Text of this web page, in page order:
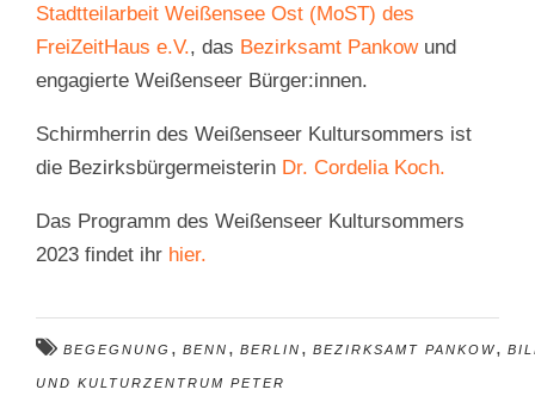
Stadtteilarbeit Weißensee Ost (MoST) des
FreiZeitHaus e.V., das Bezirksamt Pankowund
engagierte Weißenseer Bürger:innen.
Schirmherrin des Weißenseer Kultursommers ist
die Bezirksbürgermeisterin Dr. Cordelia Koch.
Das Programm des Weißenseer Kultursommers
2023 findet ihr hier.
BEGEGNUNG , BENN , BERLIN , BEZIRKSAMT PANKOW,
UND KULTURZENTRUM PETER